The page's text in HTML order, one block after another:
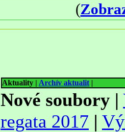
(
Aktuality | Archív aktualit |
Nové soubory |
regata 2017 |